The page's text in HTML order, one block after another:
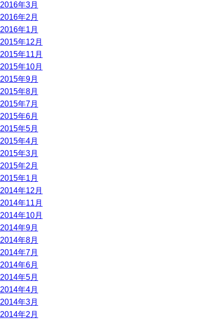
2016年3月
2016年2月
2016年1月
2015年12月
2015年11月
2015年10月
2015年9月
2015年8月
2015年7月
2015年6月
2015年5月
2015年4月
2015年3月
2015年2月
2015年1月
2014年12月
2014年11月
2014年10月
2014年9月
2014年8月
2014年7月
2014年6月
2014年5月
2014年4月
2014年3月
2014年2月